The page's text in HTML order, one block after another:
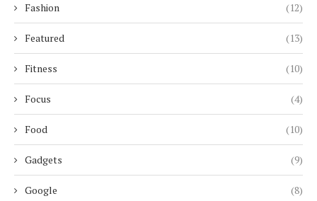
Fashion (12)
Featured (13)
Fitness (10)
Focus (4)
Food (10)
Gadgets (9)
Google (8)